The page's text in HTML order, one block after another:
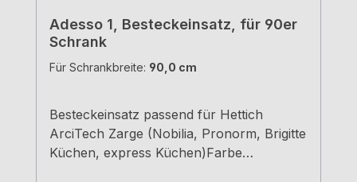
Adesso 1, Besteckeinsatz, für 90er
Schrank
Für Schrankbreite: 90,0 cm
Besteckeinsatz passend für Hettich
ArciTech Zarge (Nobilia, Pronorm, Brigitte
Küchen, express Küchen)Farbe